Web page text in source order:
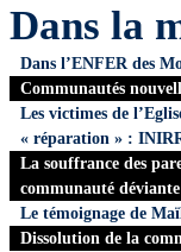
Dans la
Dans l’ENFER des
Communautés
Les victimes de
« réparation » :
La souffrance des
communauté déviante
Le témoignage de
Dissolution de la